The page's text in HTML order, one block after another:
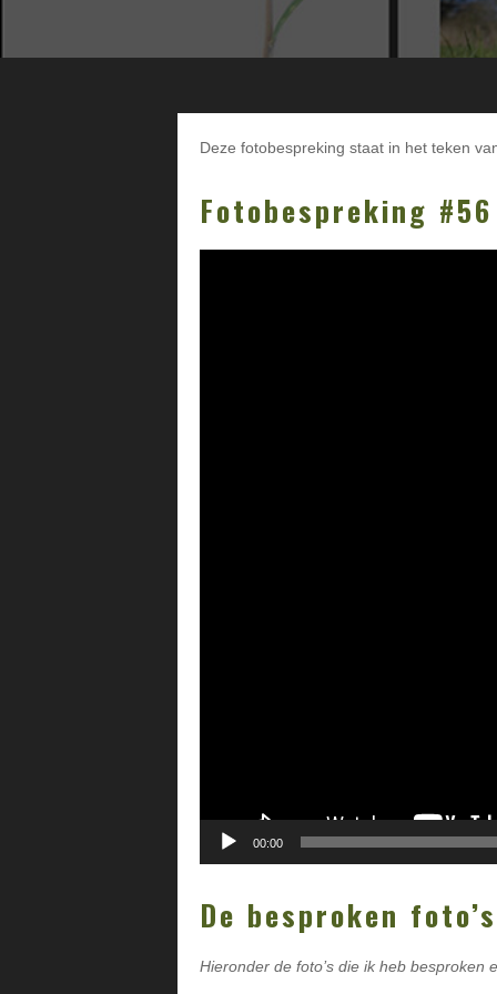
Deze fotobespreking staat in het teken
Fotobespreking
00:00
De besproken foto’s
Hieronder de foto’s die ik heb besproken